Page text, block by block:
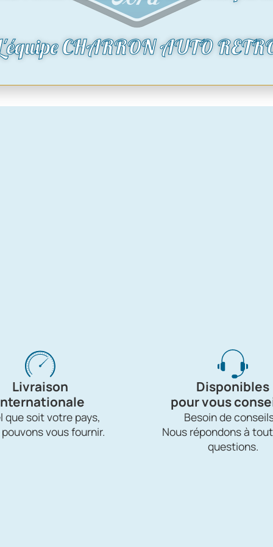
Voir le produit
Livraison
que soit votre pays,
vous fournir.
Disponibles
pour vous
Besoin de
Nous répondons à
questions.
CHARRON AUTO